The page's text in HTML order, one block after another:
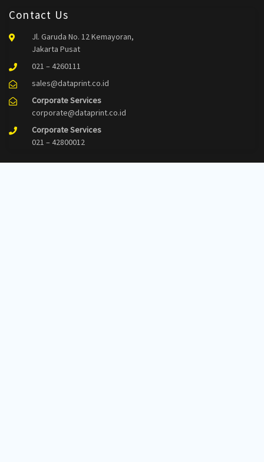
Contact Us
Jl. Garuda No. 12 Kemayoran,
Jakarta Pusat
021 – 4260111
sales@dataprint.co.id
Corporate Services
corporate@dataprint.co.id
Corporate Services
021 – 42800012